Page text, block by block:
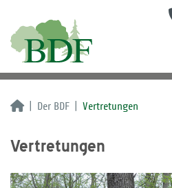
Der BDF Vertretungen
Vertretungen